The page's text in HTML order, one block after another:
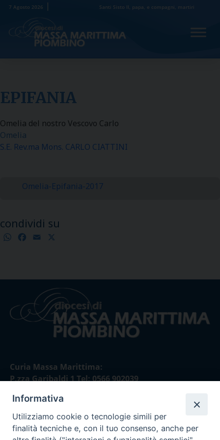
Skip
content
7 Agosto 2026 Santi Sisto II, papa, e compagni, martiri
EPIFANIA
Omelia del nostro Vescovo Carlo
Omelia
S.E. Rev.ma Mons. CARLO CIATTINI
Omelia-Epifania-2017
condividi su
WhatsApp
Facebook
Email
Curia Massa Marittima:
P.zza Garibaldi 1 Tel: 0566 902039
Curia Piombino:
Via Don Minzoni,58/A Tel e Fax: 0565 32036
E-mail:
Informativa
Utilizziamo cookie o tecnologie simili per
finalità tecniche e, con il tuo consenso, anche per